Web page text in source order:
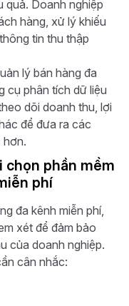
quả. Doanh nghiệp
hàng, xử lý khiếu
tin thu thập
lý bán hàng đa
cụ phân tích dữ liệu
dõi doanh thu, lợi
để đưa ra các
hơn.
chọn phần mềm
phí
đa kênh miễn phí,
xét để đảm bảo
của doanh nghiệp.
cân nhắc: